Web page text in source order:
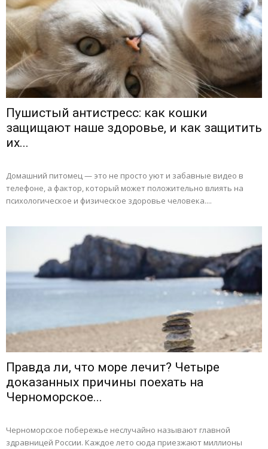
Пушистый антистресс: как кошки
защищают наше здоровье, и как защитить
их...
Домашний питомец — это не просто уют и забавные видео в
телефоне, а фактор, который может положительно влиять на
психологическое и физическое здоровье человека....
Правда ли, что море лечит? Четыре
доказанных причины поехать на
Черноморское...
Черноморское побережье неслучайно называют главной
здравницей России. Каждое лето сюда приезжают миллионы